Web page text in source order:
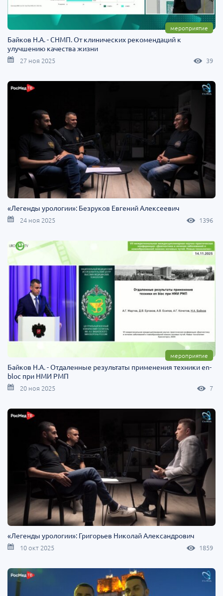
мероприятие
Байков Н.А. - СНМП. От клинических рекомендаций к
улучшению качества жизни
27 ноя 2025 39
«Легенды урологии»: Безруков Евгений Алексеевич
24 ноя 2025 1396
мероприятие
Байков Н.А. - Отдаленные результаты применения техники en-
bloc при НМИ РМП
20 ноя 2025 7
«Легенды урологии»: Григорьев Николай Александрович
10 окт 2025 1859